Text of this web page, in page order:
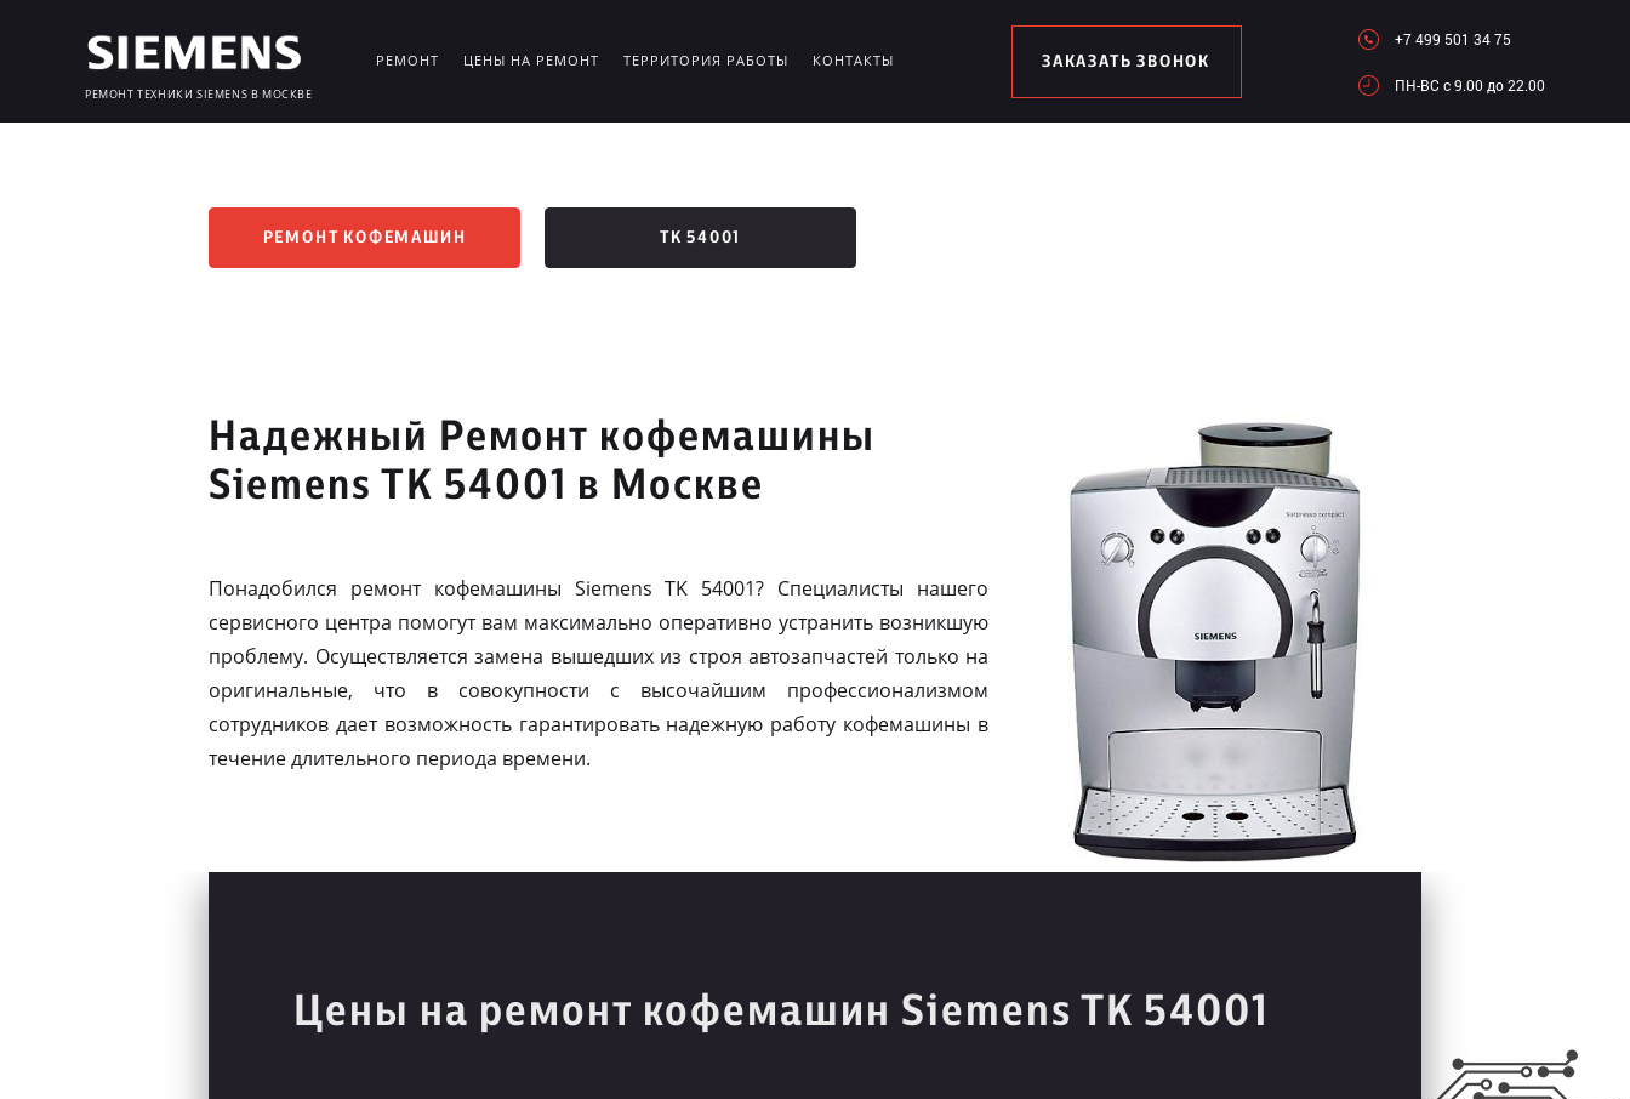
РЕМОНТ ТЕХНИКИ SIEMENS В МОСКВЕ
РЕМОНТ ЦЕНЫ НА РЕМОНТ ТЕРРИТОРИЯ РАБОТЫ КОНТАКТЫ ЗАКАЗАТЬ ЗВОНОК
+7 499 501 34 75
ПН-ВC c 9.00 до 22.00
РЕМОНТ КОФЕМАШИН TK 54001
Надежный Ремонт кофемашины
Siemens TK 54001 в Москве
Понадобился ремонт кофемашины Siemens TK 54001? Специалисты нашего
сервисного центра помогут вам максимально оперативно устранить возникшую
проблему. Осуществляется замена вышедших из строя автозапчастей только на
оригинальные, что в совокупности с высочайшим профессионализмом
сотрудников дает возможность гарантировать надежную работу кофемашины в
течение длительного периода времени.
Цены на ремонт кофемашин Siemens TK 54001